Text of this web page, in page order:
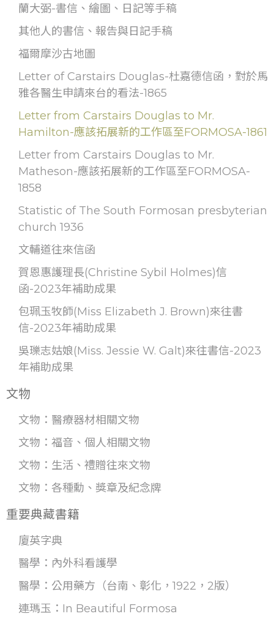
蘭大弼-書信、繪圖、日記等手稿
其他人的書信、報告與日記手稿
福爾摩沙古地圖
Letter of Carstairs Douglas-杜嘉德信函，對於馬
雅各醫生申請來台的看法-1865
Letter from Carstairs Douglas to Mr.
Hamilton-應該拓展新的工作區至FORMOSA-1861
Letter from Carstairs Douglas to Mr.
Matheson-應該拓展新的工作區至FORMOSA-
1858
Statistic of The South Formosan presbyterian
church 1936
文輔道往來信函
賀恩惠護理長(Christine Sybil Holmes)信
函-2023年補助成果
包珮玉牧師(Miss Elizabeth J. Brown)來往書
信-2023年補助成果
吳瓅志姑娘(Miss. Jessie W. Galt)來往書信-2023
年補助成果
文物
文物：醫療器材相關文物
文物：福音、個人相關文物
文物：生活、禮贈往來文物
文物：各種勳、獎章及紀念牌
重要典藏書籍
廈英字典
醫學：內外科看護學
醫學：公用藥方（台南、彰化，1922，2版）
連瑪玉：In Beautiful Formosa